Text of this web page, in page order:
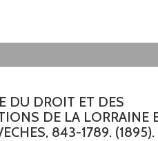
DU DROIT ET DES
DE LA LORRAINE
843-1789. (1895).